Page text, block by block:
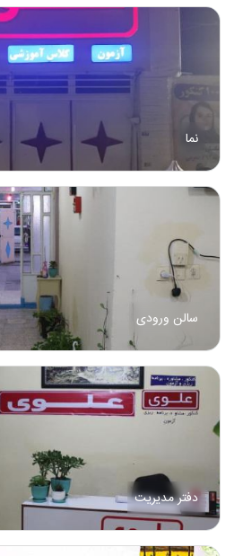
نما
سالن ورودی
دفتر مدیریت